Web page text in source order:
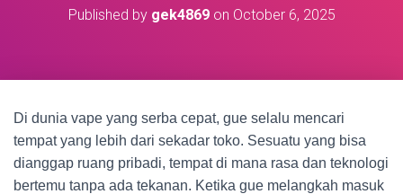
Published by gek4869on October 6, 2025
Di dunia vape yang serba cepat, gue selalu mencari
tempat yang lebih dari sekadar toko. Sesuatu yang bisa
dianggap ruang pribadi, tempat di mana rasa dan teknologi
bertemu tanpa ada tekanan. Ketika gue melangkah masuk